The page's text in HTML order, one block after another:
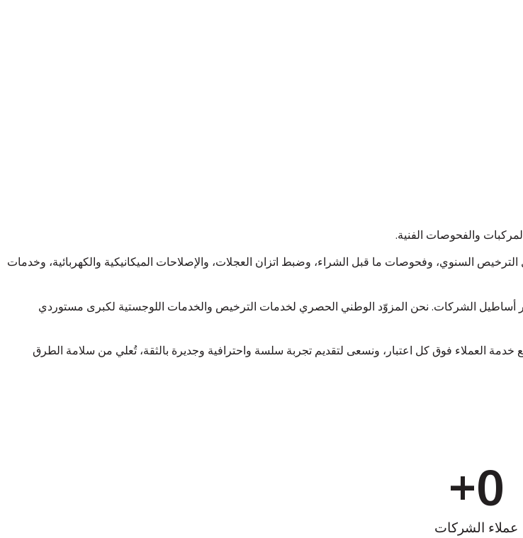
السنوي، وفحوصات ما قبل الشراء، وضبط اتزان العجلات، والإصلاحات الميكانيكية والكهربائية، وخدمات
وأكبر أساطيل الشركات. نحن المزوّد الوطني الحصري لخدمات الترخيص والخدمات اللوجستية لكبرى مستوردي
العملاء فوق كل اعتبار، ونسعى لتقديم تجربة سلسة واحترافية وجديرة بالثقة، تُعلي من سلامة الطرق
عملاء الشركات
0
+